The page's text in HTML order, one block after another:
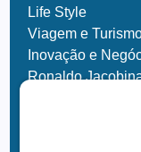
Life Style
Viagem e
Inovação e
Ronaldo